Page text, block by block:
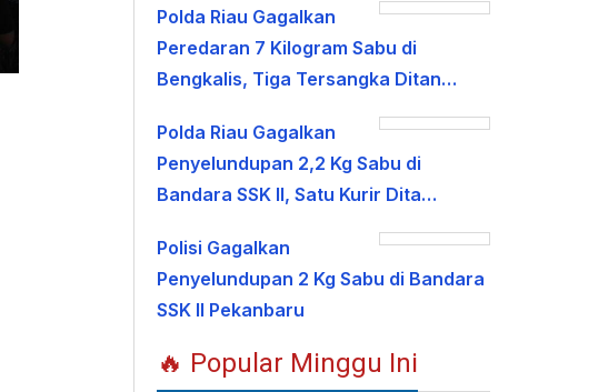
Polda Riau Gagalkan
Peredaran 7 Kilogram Sabu di
Bengkalis, Tiga Tersangka Ditan…
Polda Riau Gagalkan
Penyelundupan 2,2 Kg Sabu di
Bandara SSK II, Satu Kurir Dita…
Polisi Gagalkan
Penyelundupan 2 Kg Sabu di Bandara
SSK II Pekanbaru
🔥 Popular Minggu Ini